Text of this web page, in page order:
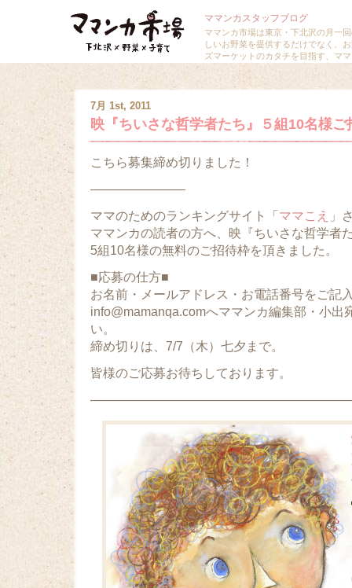
ママンカスタッフブログ
ママンカ市場は東京・下北沢の月一
しいお野菜を提供するだけでなく、
ズマーケットのカタチを目指す、マ
7月 1st, 2011
映『ちいさな哲学者たち』５組10名様ご
こちら募集締め切りました！
———————–
ママのためのランキングサイト「 ママこえ
」
ママンカの読者の方へ、映『ちいさな哲学者
5組10名様の無料のご招待枠を頂きました。
■応募の仕方■
お名前・メールアドレス・お電話番号をご記
info@mamanqa.comへママンカ編集部・小出
い。
締め切りは、7/7（木）七夕まで。
皆様のご応募お待ちしております。